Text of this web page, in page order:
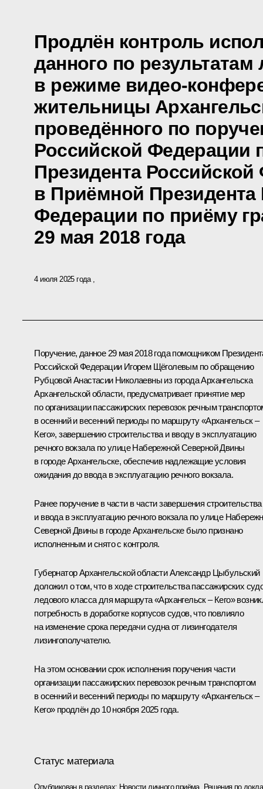
Продлён контроль
данного по
в режиме видео-
жительницы
проведённого по
Российской Федерации
Президента
в Приёмной Президента
Федерации по приёму
29 мая 2018 года
4 июля 2025 года
Поручение, данное 29 мая 2018 года помощником
Российской Федерации Игорем Щёголевым по обращению
Рубцовой Анастасии Николаевны из города Архангельска
Архангельской области, предусматривает принятие мер
по организации пассажирских перевозок речным
в осенний и весенний периоды по маршруту «Архангельск –
Кего», завершению строительства и вводу в эксплуатацию
речного вокзала по улице Набережной Северной Двины
в городе Архангельске, обеспечив надлежащие условия
ожидания до ввода в эксплуатацию речного вокзала.
Ранее поручение в части в части завершения строительства
и ввода в эксплуатацию речного вокзала по улице
Северной Двины в городе Архангельске было признано
исполненным и снято с контроля.
Губернатор Архангельской области Александр Цыбульский
доложил о том, что в ходе строительства пассажирских
ледового класса для маршрута «Архангельск – Кего»
потребность в доработке корпусов судов, что повлияло
на изменение срока передачи судна от лизингодателя
лизингополучателю.
На этом основании срок исполнения поручения части
организации пассажирских перевозок речным транспортом
в осенний и весенний периоды по маршруту «Архангельск –
Кего» продлён до 10 ноября 2025 года.
Статус материала
Опубликован в разделах: Новости личного приёма, Решения по